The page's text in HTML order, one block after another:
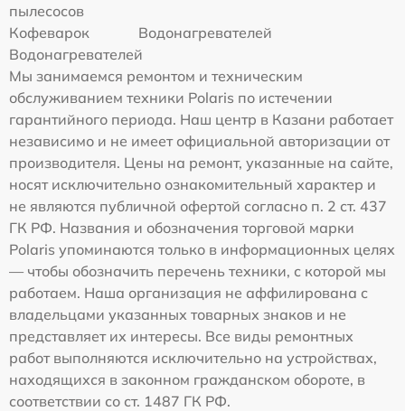
пылесосов
Кофеварок
Водонагревателей
Водонагревателей
Мы занимаемся ремонтом и техническим
обслуживанием техники Polaris по истечении
гарантийного периода. Наш центр в Казани работает
независимо и не имеет официальной авторизации от
производителя. Цены на ремонт, указанные на сайте,
носят исключительно ознакомительный характер и
не являются публичной офертой согласно п. 2 ст. 437
ГК РФ. Названия и обозначения торговой марки
Polaris упоминаются только в информационных целях
— чтобы обозначить перечень техники, с которой мы
работаем. Наша организация не аффилирована с
владельцами указанных товарных знаков и не
представляет их интересы. Все виды ремонтных
работ выполняются исключительно на устройствах,
находящихся в законном гражданском обороте, в
соответствии со ст. 1487 ГК РФ.